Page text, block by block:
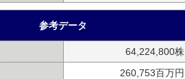
参考データ
64,224,800株
260,753百万円